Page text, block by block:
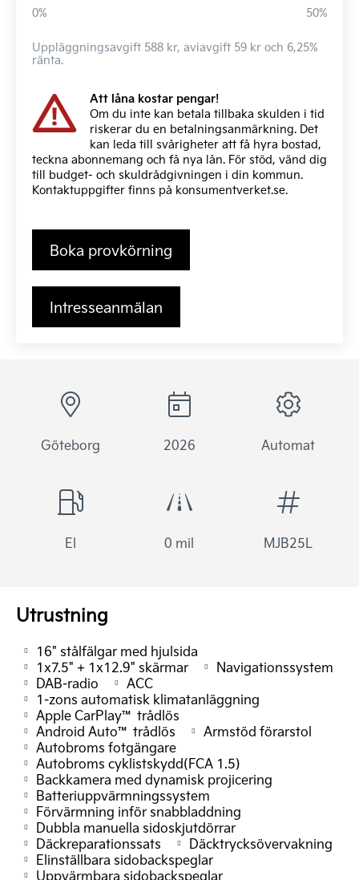
0% 50%
Uppläggningsavgift 588 kr, aviavgift 59 kr och 6,25%
ränta.
Att låna kostar pengar!
Om du inte kan betala tillbaka skulden i tid
riskerar du en betalningsanmärkning. Det
kan leda till svårigheter att få hyra bostad,
teckna abonnemang och få nya lån. För stöd, vänd dig
till budget- och skuldrådgivningen i din kommun.
Kontaktuppgifter finns på konsumentverket.se.
Boka provkörning
Intresseanmälan
Göteborg 2026 Automat
El 0 mil MJB25L
Utrustning
16" stålfälgar med hjulsida
1x7.5" + 1x12.9" skärmar
Navigationssystem
DAB-radio
ACC
1-zons automatisk klimatanläggning
Apple CarPlay™ trådlös
Android Auto™ trådlös
Armstöd förarstol
Autobroms fotgängare
Autobroms cyklistskydd(FCA 1.5)
Backkamera med dynamisk projicering
Batteriuppvärmningssystem
Förvärmning inför snabbladdning
Dubbla manuella sidoskjutdörrar
Däckreparationssats
Däcktrycksövervakning
Elinställbara sidobackspeglar
Uppvärmbara sidobackspeglar